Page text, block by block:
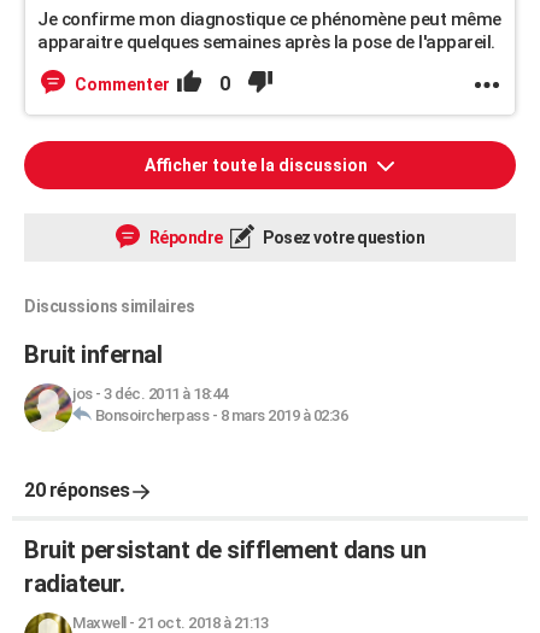
Je confirme mon diagnostique ce phénomène peut même
apparaitre quelques semaines après la pose de l'appareil.
Commenter 0
Afficher toute la discussion
Répondre Posez votre question
Discussions similaires
Bruit infernal
jos- 3 déc. 2011 à 18:44
Bonsoircherpass- 8 mars 2019 à 02:36
20 réponses
Bruit persistant de sifflement dans un
radiateur.
Maxwell - 21 oct. 2018 à 21:13